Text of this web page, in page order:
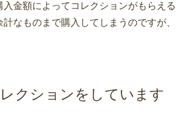
入金額によってコレクションがもらえる
なものまで購入してしまうのですが、
クションをしています